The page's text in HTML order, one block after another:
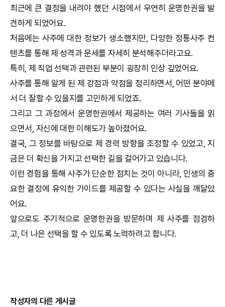
문의사항
최근에 큰 결정을 내려야 했던 시점에서 우연히 운명한권을 발
견하게 되었어요.
처음에는 사주에 대한 정보가 생소했지만, 다양한정통사주 컨
텐츠를 통해 제 성격과 운세를 자세히 분석해주더라고요.
특히, 제 직업 선택과 관련된 부분이 굉장히 인상 깊었어요.
사주를 통해 알게 된 제 강점과 약점을 정리하면서, 어떤 분야에
서 더 잘할 수 있을지를 고민하게 되었죠.
그리고 그 과정에서 운명한권에서 제공하는 여러 기사들을 읽
으면서, 자신에 대한 이해도가 높아졌어요.
결국, 그 정보를 바탕으로 제 경력 방향을 조정할 수 있었고, 지
금은 더 확신을 가지고 선택한 길을 걸어가고 있습니다.
이런 경험을 통해 사주가 단순한 점치는 것이 아니라, 인생의 중
요한 결정에 유익한 가이드를 제공할 수 있다는 사실을 깨달았
어요.
앞으로도 주기적으로 운명한권을 방문하며 제 사주를 점검하
고, 더 나은 선택을 할 수 있도록 노력하려고 합니다.
작성자의 다른 게시글